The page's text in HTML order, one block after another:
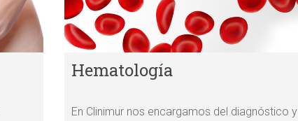
Hematología
En Clinimur nos encargamos del diagnóstico y